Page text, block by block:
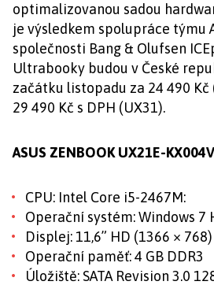
optimalizovanou sadou
je výsledkem spolupráce týmu
společnosti Bang & Olufsen
Ultrabooky budou v České
začátku listopadu za 24 490 Kč
29 490 Kč s DPH (UX31).
ASUS ZENBOOK UX21E-KX004V
CPU: Intel Core i5-2467M:
Operační systém: Windows 7
Displej: 11,6” HD (1366 × 768)
Operační paměť: 4 GB DDR3
Úložiště: SATA Revision 3.0